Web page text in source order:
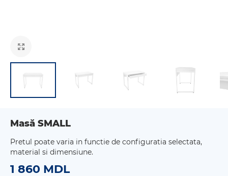
Masă SMALL
Pretul poate varia in functie de configuratia selectata,
material si dimensiune.
1 860 MDL